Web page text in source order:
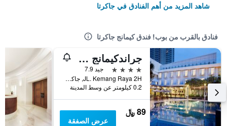
شاهد المزيد من أهم الفنادق في جاكرتا
فنادق بالقرب من بوب! فندق كيمانج جاكرتا
جراندكيمانج هوتل
4 نجوم
جيد 7.9
JL. Kemang Raya 2H, جاكرتا, إندونيسيا
0.2 كيلومتر عن وسط المدينة
89 ﷼
عرض الصفقة